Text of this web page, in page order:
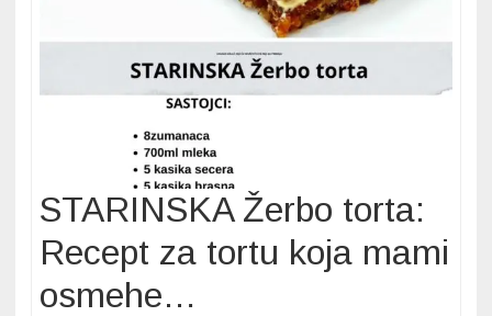
STARINSKA Žerbo torta:
Recept za tortu koja mami
osmehe…